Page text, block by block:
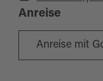
Anreise
Anreise mit